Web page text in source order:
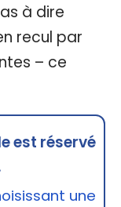
à dire
recul par
– ce
est réservé
une